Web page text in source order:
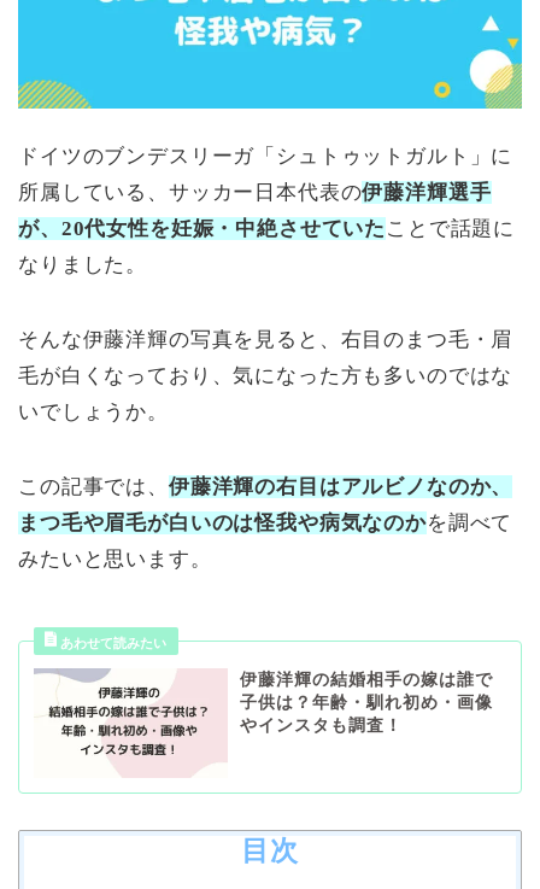
ドイツのブンデスリーガ「シュトゥットガルト」に
所属している、サッカー日本代表の伊藤洋輝選手
が、20代女性を妊娠・中絶させていた ことで話題に
なりました。
そんな伊藤洋輝の写真を見ると、右目のまつ毛・眉
毛が白くなっており、気になった方も多いのではな
いでしょうか。
この記事では、 伊藤洋輝の右目はアルビノなのか、
まつ毛や眉毛が白いのは怪我や病気なのかを調べて
みたいと思います。
伊藤洋輝の結婚相手の嫁は誰で
子供は？年齢・馴れ初め・画像
やインスタも調査！
目次